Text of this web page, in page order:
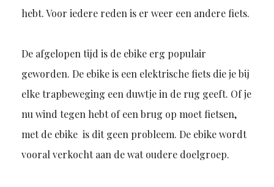
hebt. Voor iedere reden is er weer een andere fiets.
De afgelopen tijd is de ebike erg populair
geworden. De ebike is een elektrische fiets die je bij
elke trapbeweging een duwtje in de rug geeft. Of je
nu wind tegen hebt of een brug op moet fietsen,
met de ebike is dit geen probleem. De ebike wordt
vooral verkocht aan de wat oudere doelgroep.